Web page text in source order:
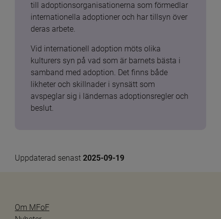
till adoptionsorganisationerna som förmedlar
internationella adoptioner och har tillsyn över
deras arbete.
Vid internationell adoption möts olika
kulturers syn på vad som är barnets bästa i
samband med adoption. Det finns både
likheter och skillnader i synsätt som
avspeglar sig i ländernas adoptionsregler och
beslut.
Uppdaterad senast 2025-09-19
Om MFoF